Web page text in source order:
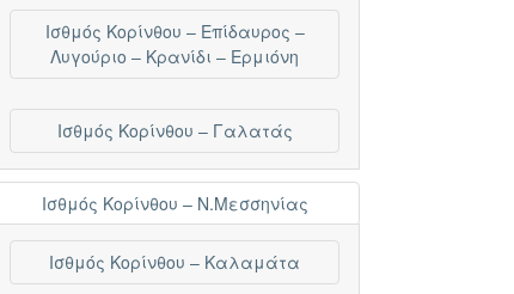
Ισθμός Κορίνθου – Επίδαυρος –
Λυγούριο – Κρανίδι – Ερμιόνη
Ισθμός Κορίνθου – Γαλατάς
Ισθμός Κορίνθου – Ν.Μεσσηνίας
Ισθμός Κορίνθου – Καλαμάτα